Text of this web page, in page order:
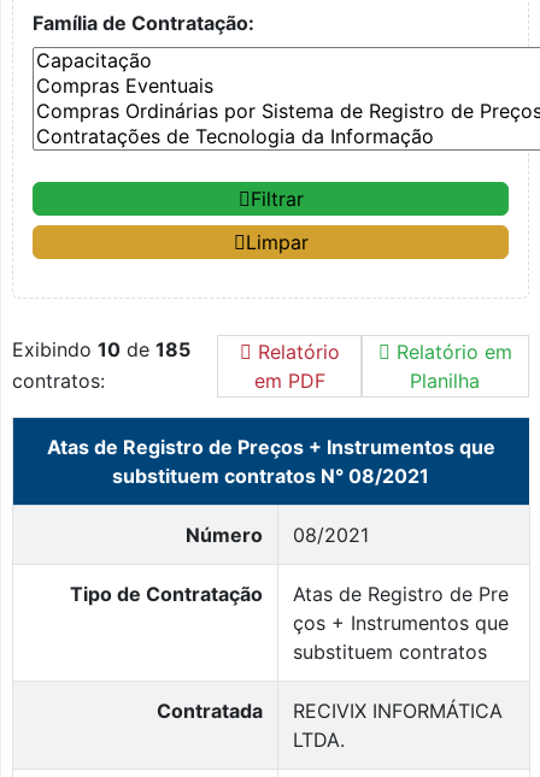
Família de Contratação:
Filtrar
Limpar
Exibindo 10de 185
contratos:
em PDF
Planilha
Atas de Registro de Preços + Instrumentos que
substituem contratos N° 08/2021
Número 08/2021
Tipo de Contratação
Atas de Registro de Pre
ços + Instrumentos que
substituem contratos
Contratada
RECIVIX INFORMÁTICA
LTDA.